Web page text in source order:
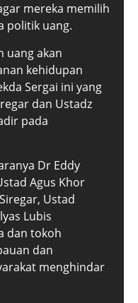
mereka memilih
politik uang.
uang akan
kehidupan
Sergai ini yang
dan Ustadz
pada
Dr Eddy
Agus Khor
Ustad
Lubis
dan tokoh
dan
menghindar